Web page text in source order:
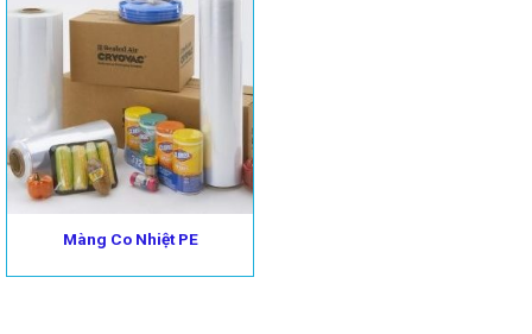
Màng Co Nhiệt PE